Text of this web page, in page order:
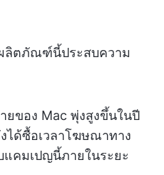
ลิตภัณฑ์นี้ประสบความ
ยของ Mac พุ่งสูงขึ้นในปี
ได้ซื้อเวลาโฆษณาทาง
คมเปญนี้ภายในระยะ